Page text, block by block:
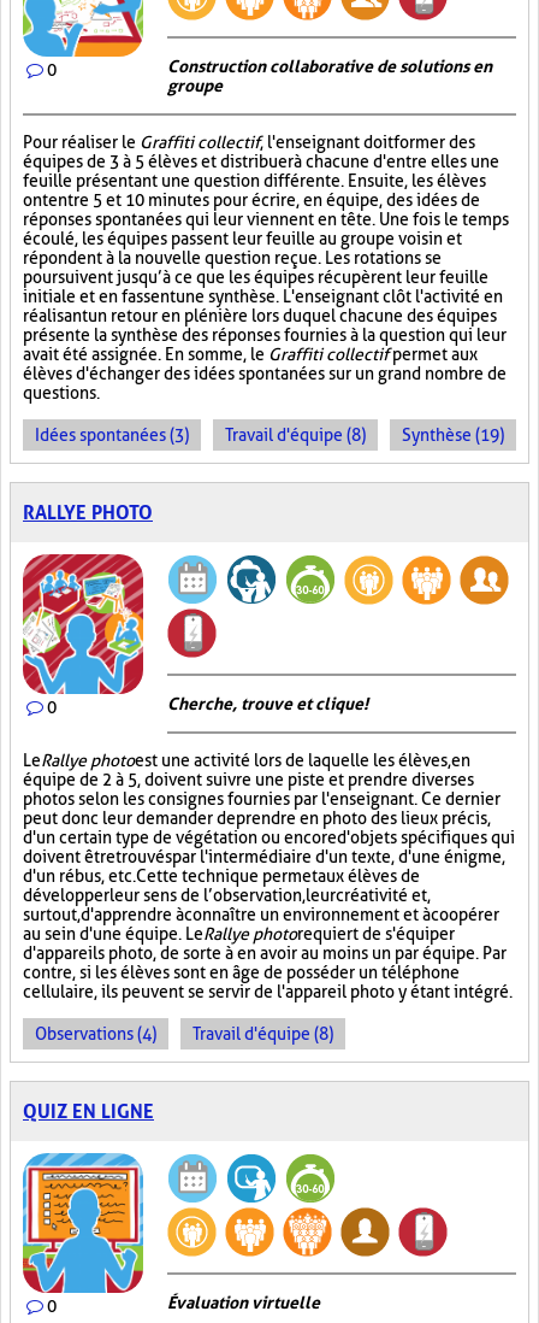
0
Construction collaborative de solutions en
groupe
Pour réaliser le Graffiti collectif, l'enseignant doit former des
équipes de 3 à 5 élèves et distribuer à chacune d'entre elles une
feuille présentant une question différente. Ensuite, les élèves
ont entre 5 et 10 minutes pour écrire, en équipe, des idées de
réponses spontanées qui leur viennent en tête. Une fois le temps
écoulé, les équipes passent leur feuille au groupe voisin et
répondent à la nouvelle question reçue. Les rotations se
poursuivent jusqu’à ce que les équipes récupèrent leur feuille
initiale et en fassent une synthèse. L'enseignant clôt l'activité en
réalisant un retour en plénière lors duquel chacune des équipes
présente la synthèse des réponses fournies à la question qui leur
avait été assignée. En somme, le Graffiti collectifpermet aux
élèves d'échanger des idées spontanées sur un grand nombre de
questions.
Idées spontanées (3) Travail d'équipe (8) Synthèse (19)
RALLYE PHOTO
0 Cherche, trouve et clique !
LeRallye photoest une activité lors de laquelle les élèves, en
équipe de 2 à 5, doivent suivre une piste et prendre diverses
photos selon les consignes fournies par l'enseignant. Ce dernier
peut donc leur demander de prendre en photo des lieux précis,
d'un certain type de végétation ou encore d'objets spécifiques qui
doivent être trouvés par l'intermédiaire d'un texte, d'une énigme,
d'un rébus, etc. Cette technique permet aux élèves de
développer leur sens de l’observation, leur créativité et,
surtout, d'apprendre à connaître un environnement et à coopérer
au sein d'une équipe. LeRallye photorequiert de s'équiper
d'appareils photo, de sorte à en avoir au moins un par équipe. Par
contre, si les élèves sont en âge de posséder un téléphone
cellulaire, ils peuvent se servir de l'appareil photo y étant intégré.
Observations (4) Travail d'équipe (8)
QUIZ EN LIGNE
0 Évaluation virtuelle